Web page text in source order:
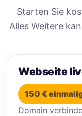
Starten Sie
Alles Weitere
Webseite
150 €
Domain